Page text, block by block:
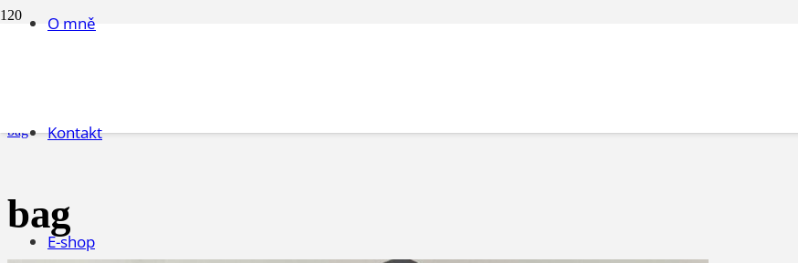
O mně
Kontakt
E-shop
bag
bag